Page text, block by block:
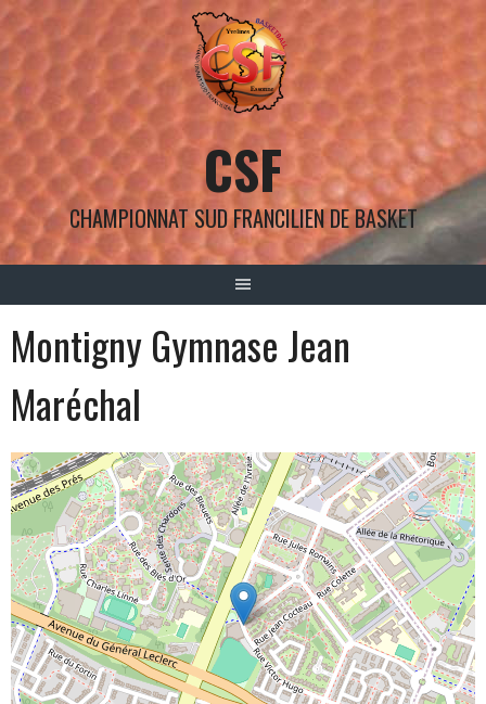
Aller
au
CSF
CHAMPIONNAT SUD FRANCILIEN DE BASKET
Montigny Gymnase Jean
Maréchal